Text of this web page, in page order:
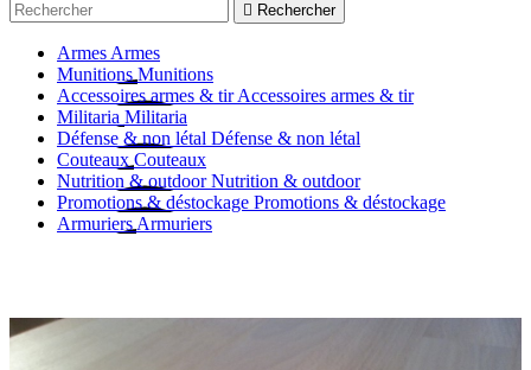
 Rechercher
Armes Armes
Munitions Munitions
Accessoires armes & tir Accessoires armes & tir
Militaria Militaria
Défense & non létal Défense & non létal
Couteaux Couteaux
Nutrition & outdoor Nutrition & outdoor
Promotions & déstockage Promotions & déstockage
Armuriers Armuriers